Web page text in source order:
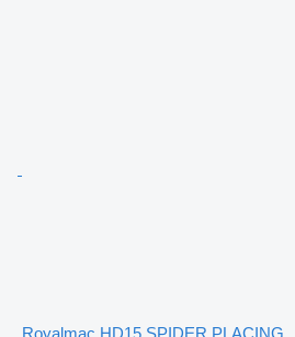
Royalmac HD15 SPIDER PLACING